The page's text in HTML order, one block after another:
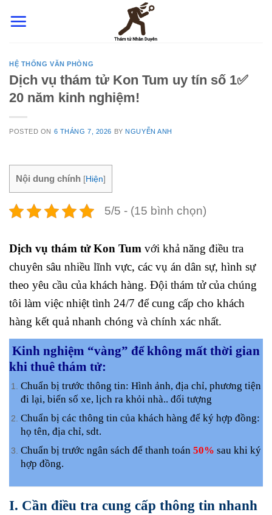
HỆ THỐNG VĂN PHÒNG
Dịch vụ thám tử Kon Tum uy tín số 1✅
20 năm kinh nghiệm!
POSTED ON 6 THÁNG 7, 2026 BY NGUYỄN ANH
Nội dung chính [Hiện]
5/5 - (15 bình chọn)
Dịch vụ thám tử Kon Tum với khả năng điều tra
chuyên sâu nhiều lĩnh vực, các vụ án dân sự, hình sự
theo yêu cầu của khách hàng. Đội thám tử của chúng
tôi làm việc nhiệt tình 24/7 để cung cấp cho khách
hàng kết quả nhanh chóng và chính xác nhất.
Kinh nghiệm “vàng” để không mất thời gian
khi thuê thám tử:
Chuẩn bị trước thông tin: Hình ảnh, địa chỉ, phương tiện
đi lại, biển số xe, lịch ra khỏi nhà.. đối tượng
Chuẩn bị các thông tin của khách hàng để ký hợp đồng:
họ tên, địa chỉ, sdt.
Chuẩn bị trước ngân sách để thanh toán 50% sau khi ký
hợp đồng.
I. Cần điều tra cung cấp thông tin nhanh